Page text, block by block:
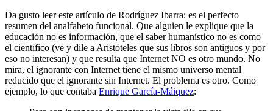
Da gusto leer este artículo de Rodríguez Ibarra: es el perfecto
resumen del analfabeto funcional. Que alguien le explique que la
educación no es información, que el saber humanístico no es como
el científico (ve y dile a Aristóteles que sus libros son antiguos y por
eso no interesan) y que resulta que Internet NO es otro mundo. No
mira, el ignorante con Internet tiene el mismo universo mental
reducido que el ignorante sin Internet. El problema es otro. Como
ejemplo, lo que contaba Enrique García-Máiquez: